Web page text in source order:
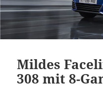
Mildes
308 mit 8-